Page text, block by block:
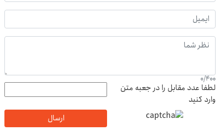
0/400
لطفا عدد مقابل را در جعبه متن
وارد کنید
ارسال